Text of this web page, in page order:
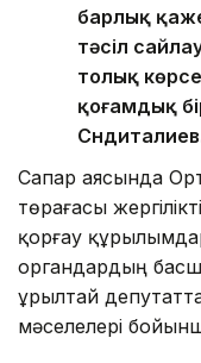
барлық
тәсіл
толық
қоғамдық
Сапар аясында
төрағасы
қорғау
органдардың
Құрылтай
мәселелері